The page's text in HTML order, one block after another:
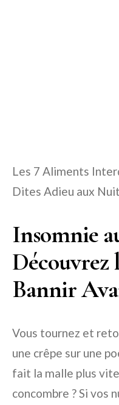
Les 7 Aliments
Dites Adieu aux
Insomnie
Découvrez
Bannir
Vous tournez et
une crêpe sur une
fait la malle plus
concombre ? Si vos